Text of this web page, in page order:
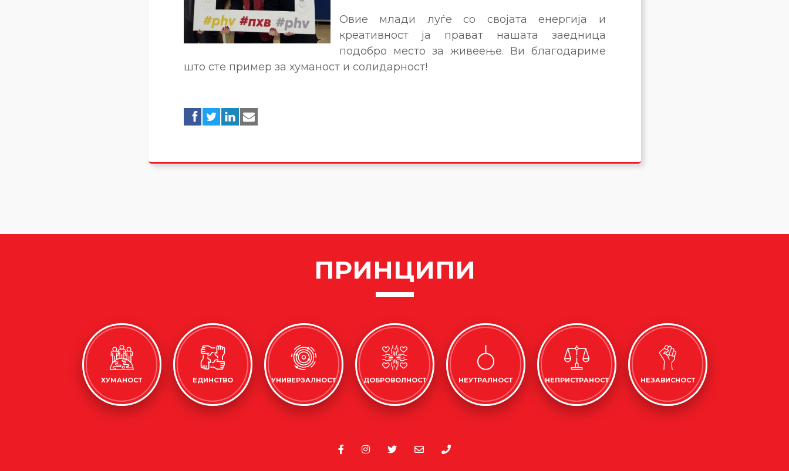
Овие млади луѓе со својата енергија и
креативност ја прават нашата заедница
подобро место за живеење. Ви благодариме
што сте пример за хуманост и солидарност!
ПРИНЦИПИ
ХУМАНОСТ ЕДИНСТВО УНИВЕРЗАЛНОСТ ДОБРОВОЛНОСТ НЕУТРАЛНОСТ НЕПРИСТРАНОСТ НЕЗАВИСНОСТ